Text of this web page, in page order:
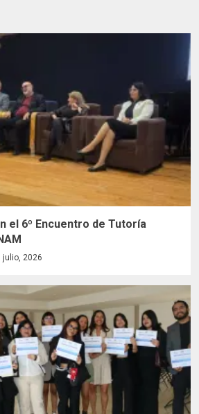
el 6º Encuentro de Tutoría
julio, 2026